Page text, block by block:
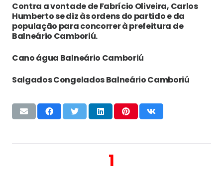
Contra a vontade de Fabrício Oliveira, Carlos
Humberto se diz às ordens do partido e da
população para concorrer à prefeitura de
Balneário Camboriú.
Cano água Balneário Camboriú
Salgados Congelados Balneário Camboriú
1